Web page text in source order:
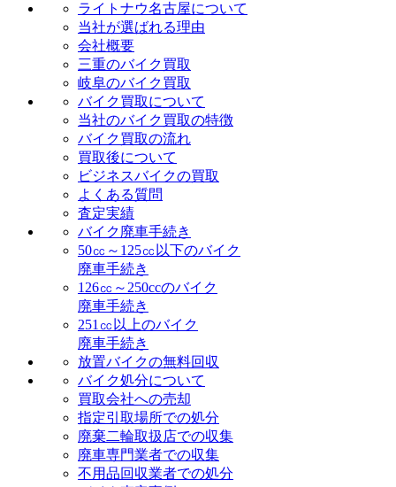
ライトナウ名古屋について
当社が選ばれる理由
会社概要
三重のバイク買取
岐阜のバイク買取
バイク買取について
当社のバイク買取の特徴
バイク買取の流れ
買取後について
ビジネスバイクの買取
よくある質問
査定実績
バイク廃車手続き
50㏄～125㏄以下のバイク
廃車手続き
126㏄～250ccのバイク
廃車手続き
251㏄以上のバイク
廃車手続き
放置バイクの無料回収
バイク処分について
買取会社への売却
指定引取場所での処分
廃棄二輪取扱店での収集
廃車専門業者での収集
不用品回収業者での処分